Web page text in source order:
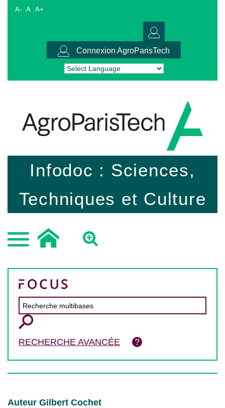
A- A A+
Connexion AgroParisTech
Powered by Translate
Infodoc : Sciences,
Techniques et Culture
RECHERCHE AVANCÉE
Auteur Gilbert Cochet